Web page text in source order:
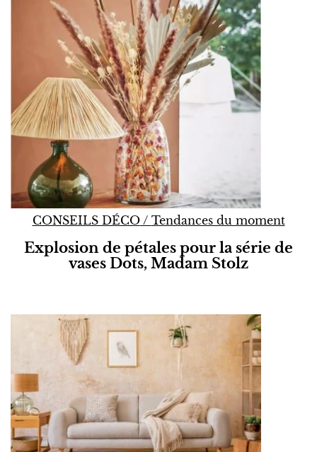
CONSEILS DÉCO/ Tendances du moment
Explosion de pétales pour la série de
vases Dots, Madam Stolz